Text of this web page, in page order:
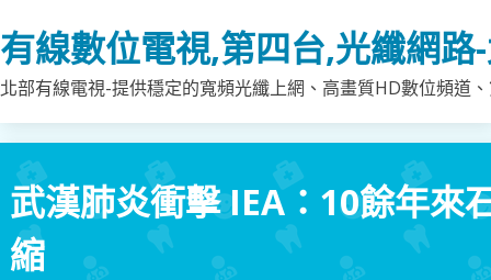
to
content
有線數位電視,第四台,光纖網路
北部有線電視-提供穩定的寬頻光纖上網、高畫質HD數位頻道
武漢肺炎衝擊 IEA：10餘年來
縮